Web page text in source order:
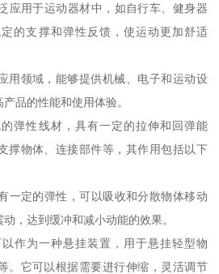
应用于运动器材中，如自行车、健身器
的支撑和弹性反馈，使运动更加舒适
用领域，能够提供机械、电子和运动设
品的性能和使用体验。
弹性线材，具有一定的拉伸和回弹能
撑物体、连接部件等，其作用包括以下
一定的弹性，可以吸收和分散物体移动
，达到缓冲和减小动能的效果。
作为一种悬挂装置，用于悬挂轻型物
。它可以根据需要进行伸缩，灵活调节